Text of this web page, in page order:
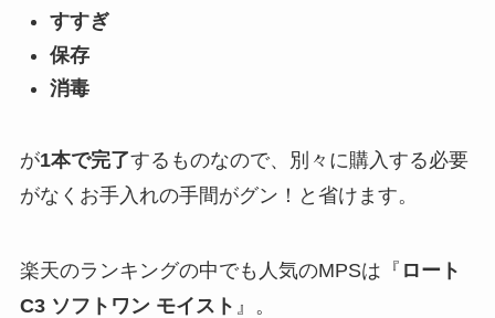
すすぎ
保存
消毒
が1本で完了するものなので、別々に購入する必要
がなくお手入れの手間がグン！と省けます。
楽天のランキングの中でも人気のMPSは『 ロート
C3 ソフトワン モイスト 』。